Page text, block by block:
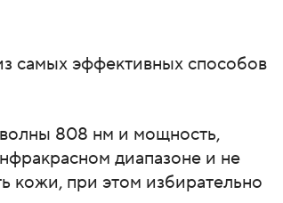
самых эффективных способов
808 нм и мощность,
диапазоне и не
кожи, при этом избирательно